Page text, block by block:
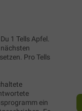
1 Tells Apfel.
nächsten
Pro Tells
ein